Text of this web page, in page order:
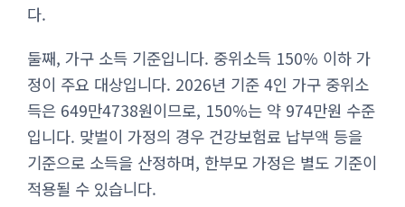
다.
둘째, 가구 소득 기준입니다. 중위소득 150% 이하 가
정이 주요 대상입니다. 2026년 기준 4인 가구 중위소
득은 649만4738원이므로, 150%는 약 974만원 수준
입니다. 맞벌이 가정의 경우 건강보험료 납부액 등을
기준으로 소득을 산정하며, 한부모 가정은 별도 기준이
적용될 수 있습니다.